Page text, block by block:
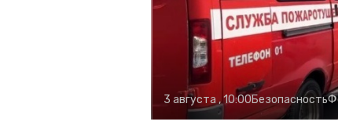
3 августа , 10:00Безопасность